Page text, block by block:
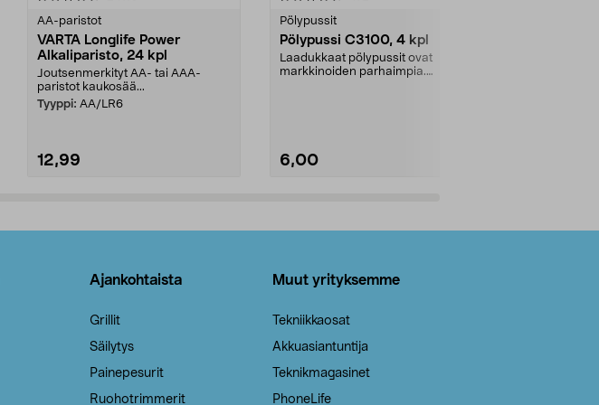
AA-paristot
VARTA Longlife Power
Alkaliparisto, 24 kpl
Joutsenmerkityt AA- tai AAA-
paristot kaukosää...
Tyyppi: AA/LR6
12,99
Pölypussit
Pölypussi C3100, 4 kpl
Laadukkaat pölypussit ovat
markkinoiden parhaimpia.
6,00
Ajankohtaista
Grillit
Säilytys
Painepesurit
Ruohotrimmerit
Muut yrityksemme
Tekniikkaosat
Akkuasiantuntija
Teknikmagasinet
PhoneLife